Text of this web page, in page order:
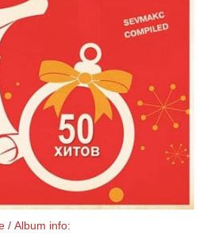
/ Album info: